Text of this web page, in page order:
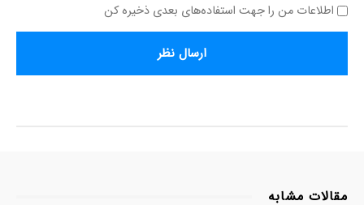
اطلاعات من را جهت استفاده‌های بعدی ذخیره کن
مقالات مشابه